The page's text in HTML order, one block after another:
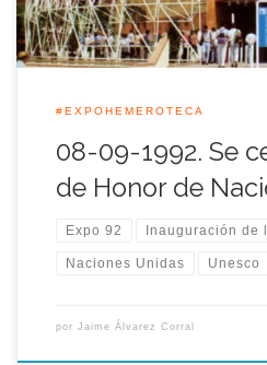
#EXPOHEMEROTECA
08-09-1992. Se
de Honor de
Expo 92 Inauguración de
Naciones Unidas Unesco
por Jaime Álvarez Corral